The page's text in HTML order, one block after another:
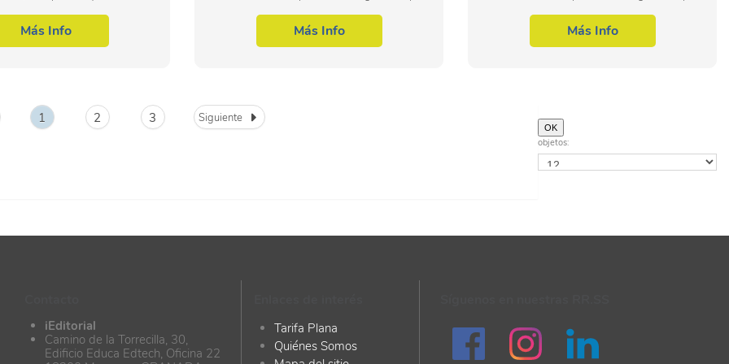
uso hay que tener en cuenta
pruebas...
Más Info
mantenimiento de sistemas de
electromedicina, dentro del...
Más Info
mantenimiento de sistemas de
electromedicina, dentro del...
Más Info
1 2 3 Siguiente
objetos:
iEditorial
Camino de la Torrecilla, 30,
Edificio Educa Edtech, Oficina 22
Tarifa Plana
Quiénes Somos